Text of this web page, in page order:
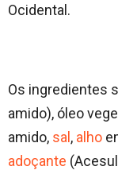
Ocidental.
Os ingredientes
amido), óleo
amido, sal, alho
adoçante